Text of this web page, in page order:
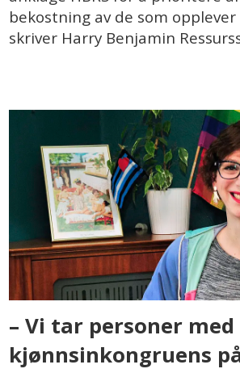
bekostning av de som
skriver Harry Benjamin
– Vi tar personer med
kjønnsinkongruens